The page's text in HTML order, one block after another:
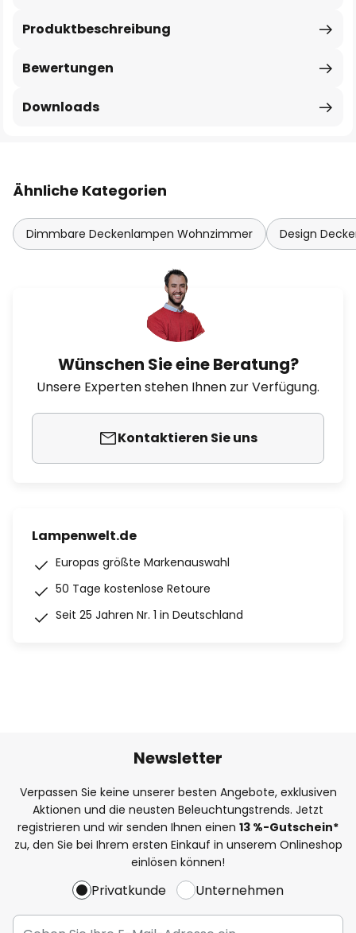
Produktbeschreibung
Bewertungen
Downloads
Ähnliche Kategorien
Dimmbare Deckenlampen Wohnzimmer Design
Wünschen Sie eine Beratung?
Unsere Experten stehen Ihnen zur Verfügung.
Kontaktieren Sie uns
Lampenwelt.de
Europas größte Markenauswahl
50 Tage kostenlose Retoure
Seit 25 Jahren Nr. 1 in Deutschland
Newsletter
Verpassen Sie keine unserer besten Angebote, exklusiven
Aktionen und die neusten Beleuchtungstrends. Jetzt
registrieren und wir senden Ihnen einen 13 %-Gutschein*
zu, den Sie bei Ihrem ersten Einkauf in unserem Onlineshop
einlösen können!
Privatkunde Unternehmen